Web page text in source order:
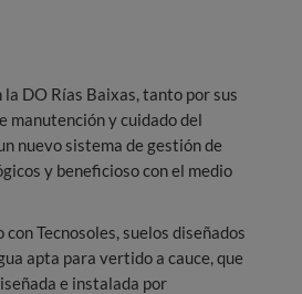
la DO Rías Baixas, tanto por sus
manutención y cuidado del
nuevo sistema de gestión de
y beneficioso con el medio
Tecnosoles, suelos diseñados
apta para vertido a cauce, que
e instalada por